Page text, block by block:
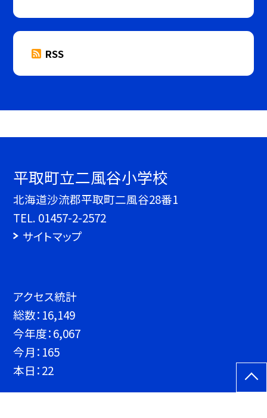
RSS
平取町立二風谷小学校
北海道沙流郡平取町二風谷28番1
TEL. 01457-2-2572
サイトマップ
アクセス統計
総数： 16,149
今年度：6,067
今月： 165
本日：22